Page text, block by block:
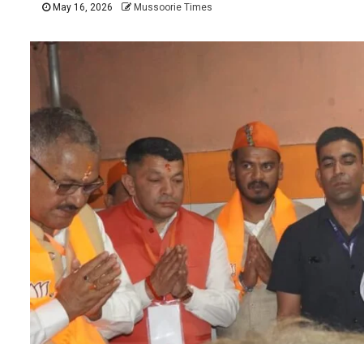
May 16, 2026 Mussoorie Times